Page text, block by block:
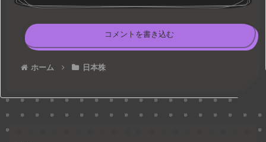
コメントを書き込む
ホーム 日本株